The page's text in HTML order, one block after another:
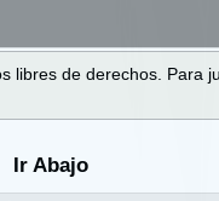
libres de derechos. Para
Ir Abajo